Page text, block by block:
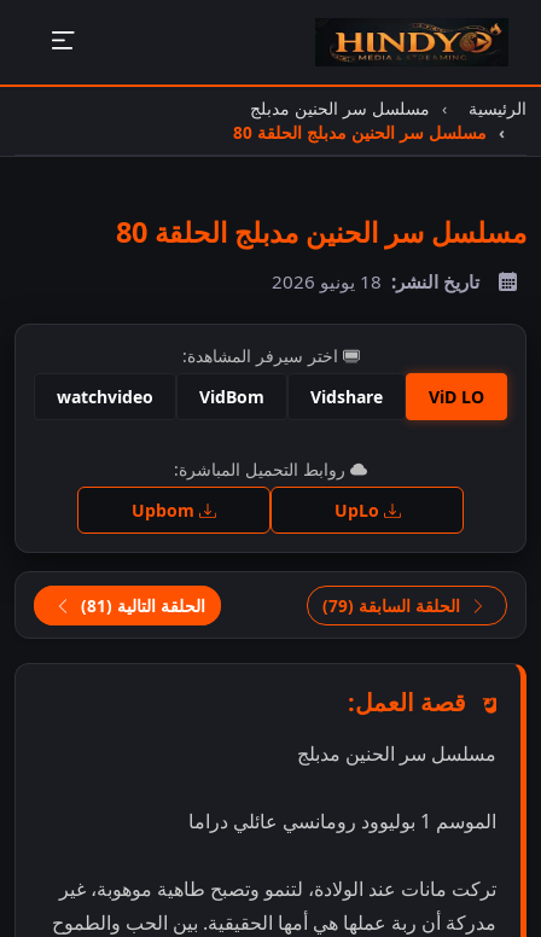
الرئيسية
مسلسل سر الحنين مدبلج
مسلسل سر الحنين مدبلج الحلقة 80
مسلسل سر الحنين مدبلج الحلقة 80
تاريخ النشر: 18 يونيو 2026
اختر سيرفر المشاهدة:
ViD LO
Vidshare
VidBom
watchvideo
اضغط للمشاهدة
روابط التحميل المباشرة:
الحلقة السابقة (79) الحلقة التالية (81)
قصة العمل:
مسلسل سر الحنين مدبلج
الموسم 1 بوليوود رومانسي عائلي دراما
تركت مانات عند الولادة، لتنمو وتصبح طاهية موهوبة، غير
مدركة أن ربة عملها هي أمها الحقيقية. بين الحب والطموح